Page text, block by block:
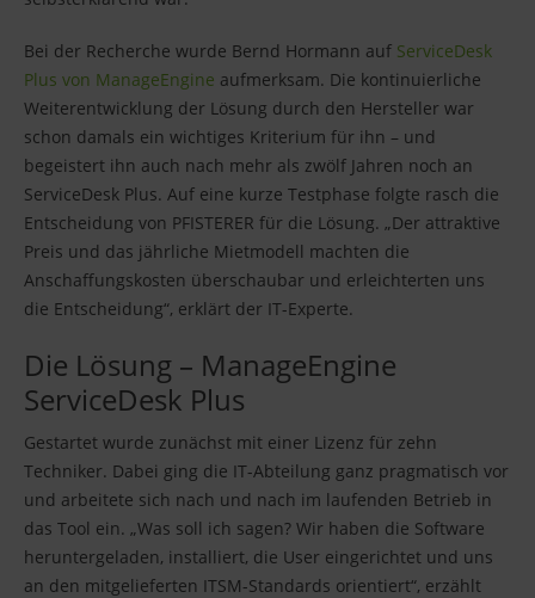
Bei der Recherche wurde Bernd Hormann auf ServiceDesk
Plus von ManageEngine aufmerksam. Die kontinuierliche
Weiterentwicklung der Lösung durch den Hersteller war
schon damals ein wichtiges Kriterium für ihn – und
begeistert ihn auch nach mehr als zwölf Jahren noch an
ServiceDesk Plus. Auf eine kurze Testphase folgte rasch die
Entscheidung von PFISTERER für die Lösung. „Der attraktive
Preis und das jährliche Mietmodell machten die
Anschaffungskosten überschaubar und erleichterten uns
die Entscheidung“, erklärt der IT-Experte.
Die Lösung – ManageEngine
ServiceDesk Plus
Gestartet wurde zunächst mit einer Lizenz für zehn
Techniker. Dabei ging die IT-Abteilung ganz pragmatisch vor
und arbeitete sich nach und nach im laufenden Betrieb in
das Tool ein. „Was soll ich sagen? Wir haben die Software
heruntergeladen, installiert, die User eingerichtet und uns
an den mitgelieferten ITSM-Standards orientiert“, erzählt